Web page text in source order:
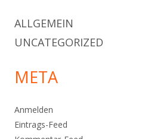
ALLGEMEIN
UNCATEGORIZED
META
Anmelden
Eintrags-Feed